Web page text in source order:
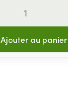
Ajouter au panier